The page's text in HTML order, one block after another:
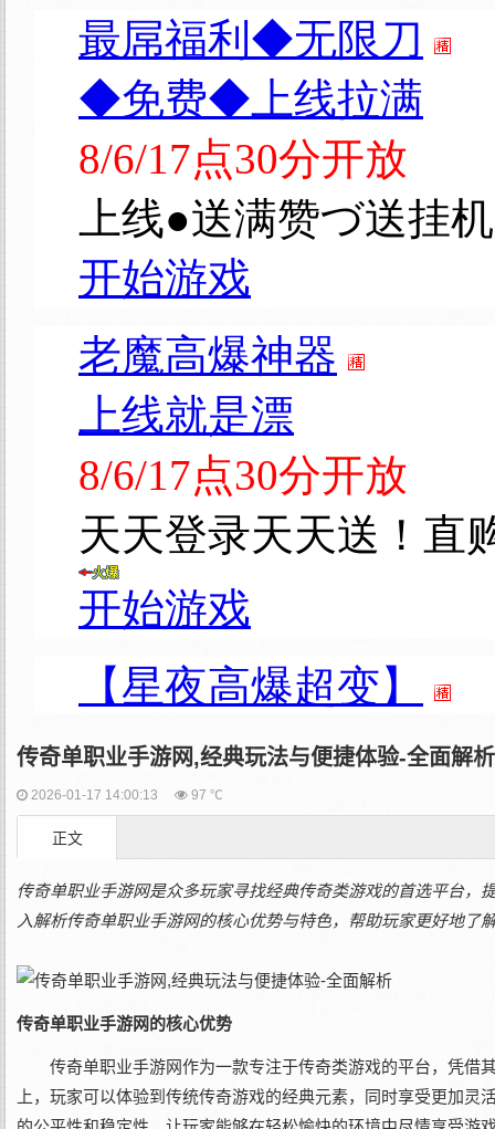
传奇单职业手游网,经典玩法与便捷体验-全面解析
2026-01-17 14:00:13 97 ℃
正文
传奇单职业手游网是众多玩家寻找经典传奇类游戏的首选平台
入解析传奇单职业手游网的核心优势与特色，帮助玩家更好地了
传奇单职业手游网的核心优势
传奇单职业手游网作为一款专注于传奇类游戏的平台，凭借
上，玩家可以体验到传统传奇游戏的经典元素，同时享受更加